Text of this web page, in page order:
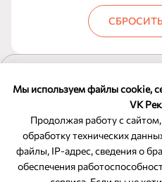
Мы используем файлы cookie,
VK
Продолжая работу с
обработку технических
файлы, IP-адрес, сведения о
обеспечения